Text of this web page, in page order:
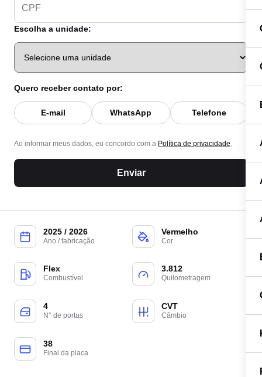
2025 / 2026
Ano / fabricação
Vermelho
Cor
Flex
Combustível
3.812
Quilometragem
4
N° de portas
CVT
Câmbio
38
Final da placa
Escolha a unidade:
Quero receber contato por:
E-mail WhatsApp Telefone
Ao informar meus dados, eu concordo com a Política de privacidade
Enviar